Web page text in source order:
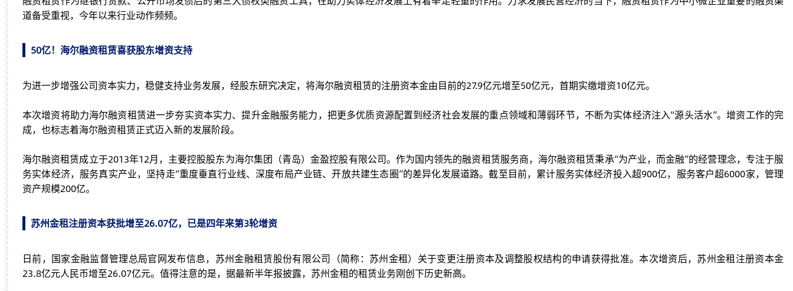
道备受重视，今年以来行业动作频频。
50亿！海尔融资租赁喜获股东增资支持
为进一步增强公司资本实力，稳健支持业务发展，经股东研究决定，将海尔融资租赁的注册资本金由目前的27.9亿元增至50亿元，首期实缴增资10亿元。
本次增资将助力海尔融资租赁进一步夯实资本实力、提升金融服务能力，把更多优质资源配置到经济社会发展的重点领域和薄弱环节，不断为实体经济注入“源头活水”。增资工作的完
成，也标志着海尔融资租赁正式迈入新的发展阶段。
海尔融资租赁成立于2013年12月，主要控股股东为海尔集团（青岛）金盈控股有限公司。作为国内领先的融资租赁服务商，海尔融资租赁秉承“为产业，而金融”的经营理念，专注于服
务实体经济，服务真实产业，坚持走“重度垂直行业线、深度布局产业链、开放共建生态圈”的差异化发展道路。截至目前，累计服务实体经济投入超900亿，服务客户超6000家，管理
资产规模200亿。
苏州金租注册资本获批增至26.07亿，已是四年来第3轮增资
日前，国家金融监督管理总局官网发布信息，苏州金融租赁股份有限公司（简称：苏州金租）关于变更注册资本及调整股权结构的申请获得批准。本次增资后，苏州金租注册资本金
23.8亿元人民币增至26.07亿元。值得注意的是，据最新半年报披露，苏州金租的租赁业务刚创下历史新高。